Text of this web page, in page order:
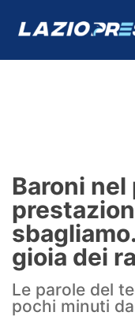
Formello
Infortuni
Primavera
Calciomercato
Baroni nel
gioia dei
Le parole del
pochi minuti